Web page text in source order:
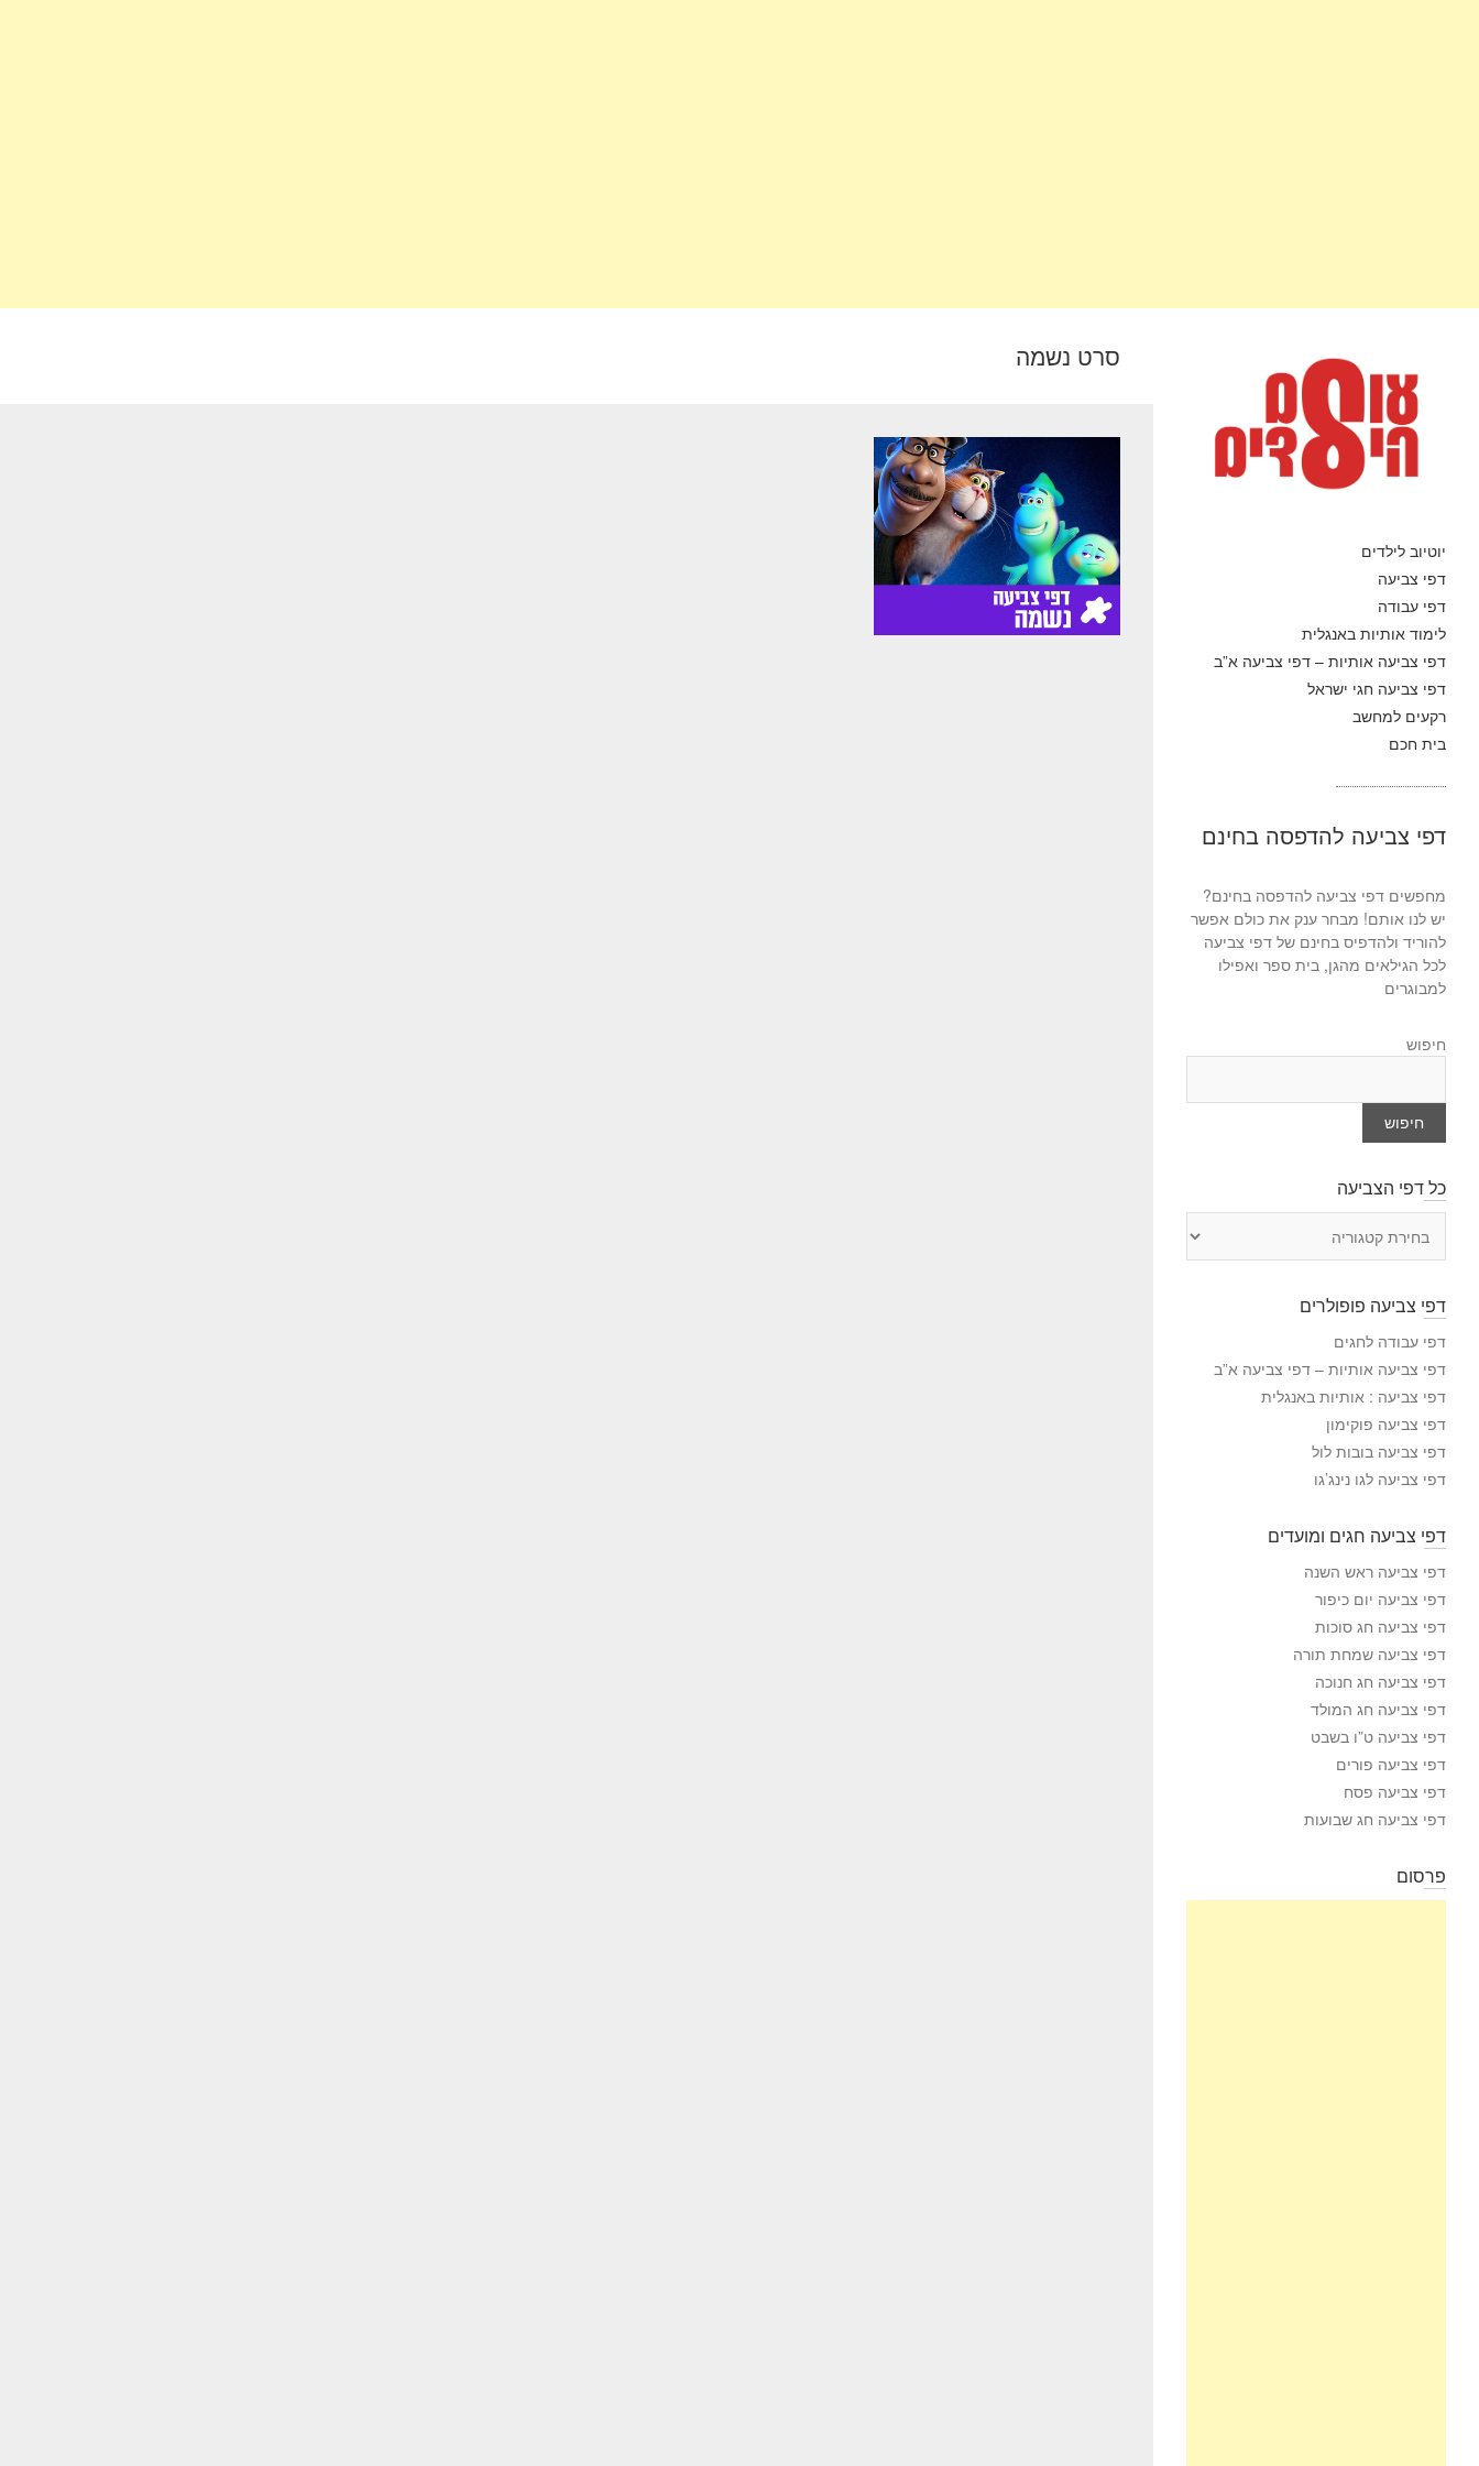
יוטיוב לילדים
דפי צביעה
דפי עבודה
לימוד אותיות באנגלית
דפי צביעה אותיות – דפי צביעה א”ב
דפי צביעה חגי ישראל
רקעים למחשב
בית חכם
סרט נשמה
דפי צביעה להדפסה בחינם
מחפשים דפי צביעה להדפסה בחינם?
יש לנו אותם! מבחר ענק את כולם אפשר
להוריד ולהדפיס בחינם של דפי צביעה
לכל הגילאים מהגן, בית ספר ואפילו
למבוגרים
חיפוש
חיפוש
כל דפי הצביעה
י
ה
צ
י
ע
ה
דפי צביעה פופולרים
דפי עבודה לחגים
דפי צביעה אותיות – דפי צביעה א”ב
דפי צביעה : אותיות באנגלית
דפי צביעה פוקימון
דפי צביעה בובות לול
דפי צביעה לגו נינג’גו
דפי צביעה חגים ומועדים
דפי צביעה ראש השנה
דפי צביעה יום כיפור
דפי צביעה חג סוכות
דפי צביעה שמחת תורה
דפי צביעה חג חנוכה
דפי צביעה חג המולד
דפי צביעה ט”ו בשבט
דפי צביעה פורים
דפי צביעה פסח
דפי צביעה חג שבועות
פרסום